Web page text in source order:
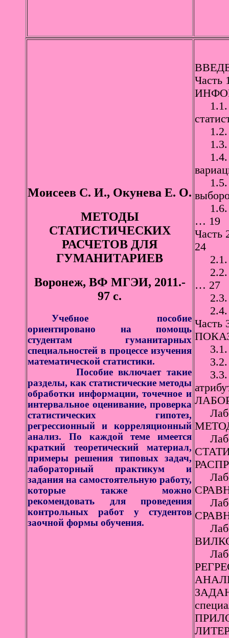
Моисеев С. И., Окунева Е. О.
МЕТОДЫ
СТАТИСТИЧЕСКИХ
РАСЧЕТОВ ДЛЯ
ГУМАНИТАРИЕВ
Воронеж, ВФ МГЭИ, 2011.-
97 с.
Учебное пособие
ориентировано на помощь
студентам гуманитарных
специальностей в процессе изучения
математической статистики.
Пособие включает такие
разделы, как статистические методы
обработки информации, точечное и
интервальное оценивание, проверка
статистических гипотез,
регрессионный и корреляционный
анализ. По каждой теме имеется
краткий теоретический материал,
примеры решения типовых задач,
лабораторный практикум и
задания на самостоятельную работу,
которые также можно
рекомендовать для проведения
контрольных работ у студентов
заочной формы обучения.
1.1.
1.2.
1.3.
1.4.
1.5.
1.6.
… 19
24
2.1.
2.2.
… 27
2.3.
2.4.
3.1.
3.2.
3.3.